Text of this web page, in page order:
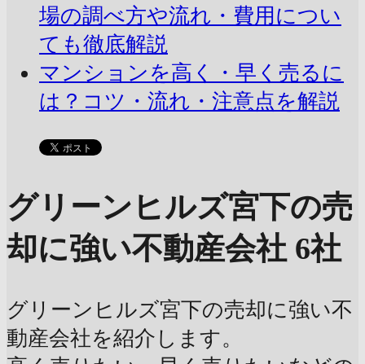
場の調べ方や流れ・費用につい
ても徹底解説
マンションを高く・早く売るに
は？コツ・流れ・注意点を解説
グリーンヒルズ宮下の売
却に強い不動産会社 6社
グリーンヒルズ宮下の売却に強い不
動産会社を紹介します。